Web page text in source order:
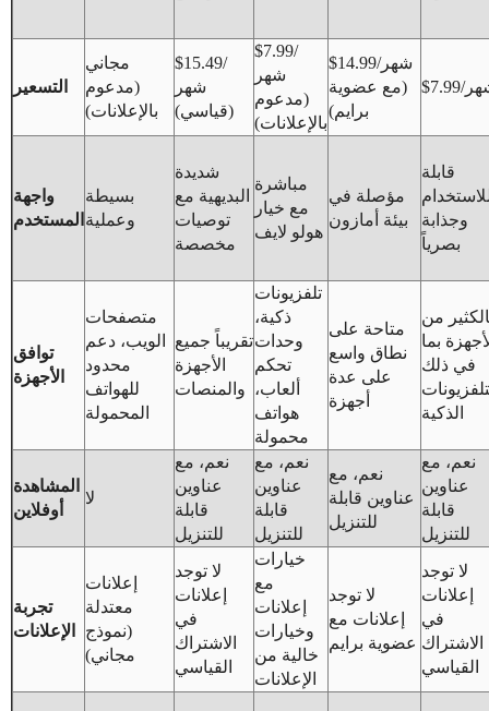
التسعير
مجاني
(مدعوم
بالإعلانات)
$15.49/
شهر
(قياسي)
$7.99/
شهر
(مدعوم
بالإعلانات)
$14.99/شهر
(مع عضوية
برايم)
شهر
واجهة
المستخدم
بسيطة
وعملية
شديدة
البديهية مع
توصيات
مخصصة
مباشرة
مع خيار
هولو لايف
مؤصلة في
بيئة أمازون
قابلة
وجذابة
بصرياً
توافق
الأجهزة
متصفحات
الويب، دعم
محدود
للهواتف
المحمولة
تقريباً جميع
الأجهزة
والمنصات
تلفزيونات
ذكية،
وحدات
تحكم
ألعاب،
هواتف
محمولة
متاحة على
نطاق واسع
على عدة
أجهزة
من
بما
في ذلك
الذكية
المشاهدة
أوفلاين
لا
نعم، مع
عناوين
قابلة
للتنزيل
نعم، مع
عناوين
قابلة
للتنزيل
نعم، مع
عناوين قابلة
للتنزيل
نعم، مع
عناوين
قابلة
للتنزيل
تجربة
الإعلانات
إعلانات
معتدلة
(نموذج
مجاني)
لا توجد
إعلانات
في
الاشتراك
القياسي
خيارات
مع
إعلانات
وخيارات
خالية من
الإعلانات
لا توجد
إعلانات مع
عضوية برايم
لا توجد
إعلانات
في
الاشتراك
القياسي